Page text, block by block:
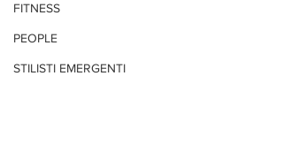
FITNESS
PEOPLE
STILISTI EMERGENTI